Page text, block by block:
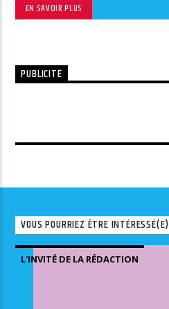
EN SAVOIR PLUS
PUBLICITÉ
VOUS POURRIEZ ÊTRE
L'INVITÉ DE LA RÉDACTION